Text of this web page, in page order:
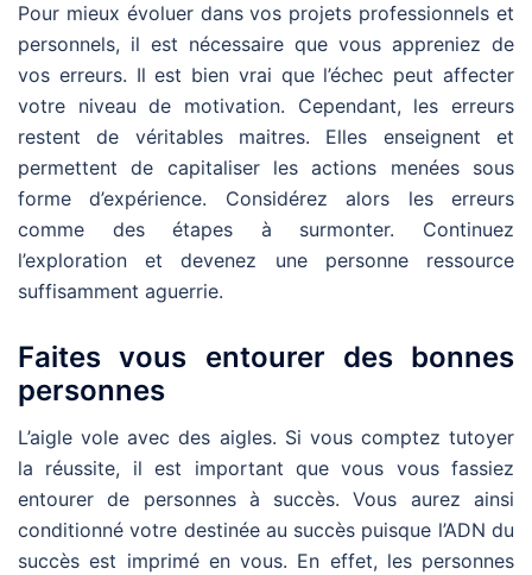
Pour mieux évoluer dans vos projets professionnels et
personnels, il est nécessaire que vous appreniez de
vos erreurs. Il est bien vrai que l’échec peut affecter
votre niveau de motivation. Cependant, les erreurs
restent de véritables maitres. Elles enseignent et
permettent de capitaliser les actions menées sous
forme d’expérience. Considérez alors les erreurs
comme des étapes à surmonter. Continuez
l’exploration et devenez une personne ressource
suffisamment aguerrie.
Faites vous entourer des bonnes
personnes
L’aigle vole avec des aigles. Si vous comptez tutoyer
la réussite, il est important que vous vous fassiez
entourer de personnes à succès. Vous aurez ainsi
conditionné votre destinée au succès puisque l’ADN du
succès est imprimé en vous. En effet, les personnes